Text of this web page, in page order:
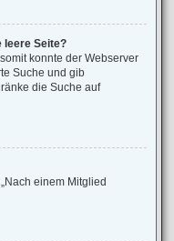
leere Seite?
konnte der Webserver
Suche und gib
die Suche auf
einem Mitglied